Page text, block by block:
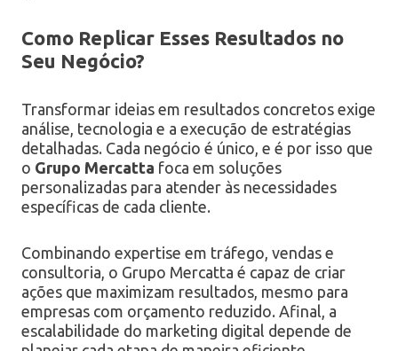
Como Replicar Esses Resultados no
Seu Negócio?
Transformar ideias em resultados concretos exige
análise, tecnologia e a execução de estratégias
detalhadas. Cada negócio é único, e é por isso que
o Grupo Mercatta foca em soluções
personalizadas para atender às necessidades
específicas de cada cliente.
Combinando expertise em tráfego, vendas e
consultoria, o Grupo Mercatta é capaz de criar
ações que maximizam resultados, mesmo para
empresas com orçamento reduzido. Afinal, a
escalabilidade do marketing digital depende de